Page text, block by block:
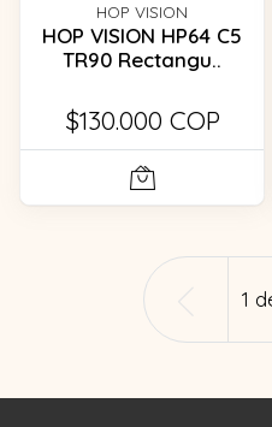
HOP VISION
HOP VISION HP64 C5
TR90 Rectangu..
$130.000 COP
1